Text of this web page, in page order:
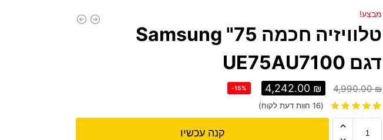
מבצע!
דגם UE75AU7100 ​
4,990.00₪
4,242.00 ₪
-15%
(
16 חוות דעת לקוח)
קנה עכשיו